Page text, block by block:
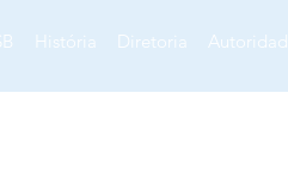
História Diretoria